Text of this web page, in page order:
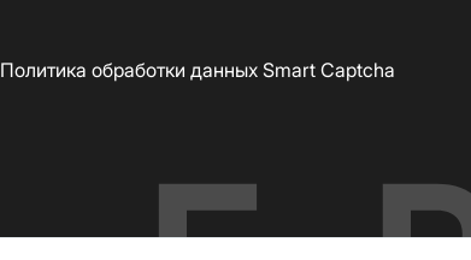
Политика обработки данных Smart Captcha